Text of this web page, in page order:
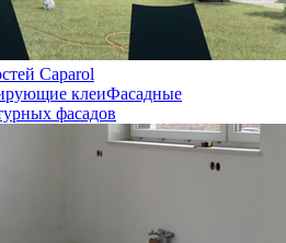
Caparol
клеиФасадные
фасадов